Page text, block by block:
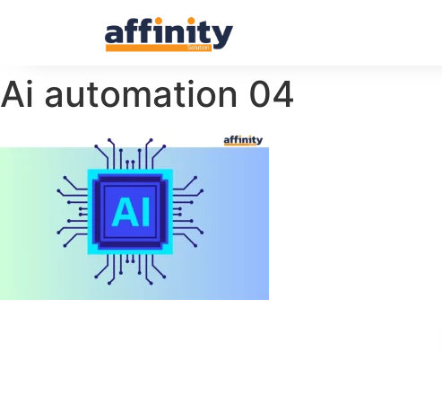
Ai automation 04